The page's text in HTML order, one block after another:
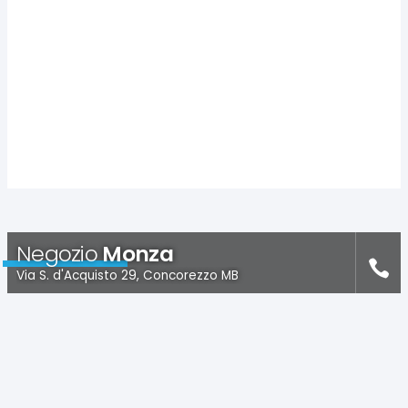
NegozioMonza
Via S. d'Acquisto 29, Concorezzo MB